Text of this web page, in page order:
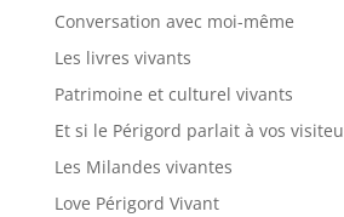
Conversation avec moi-même
Les livres vivants
Patrimoine et culturel vivants
Et si le Périgord parlait à vos
Les Milandes vivantes
Love Périgord Vivant